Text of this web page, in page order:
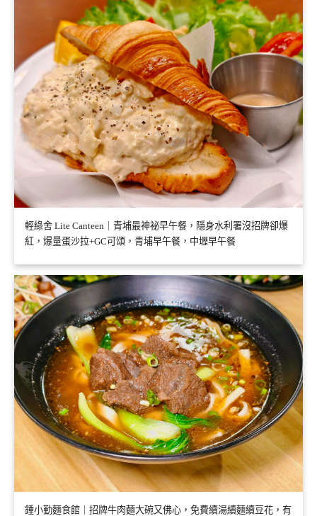
輕綠舍 Lite Canteen｜青埔最神祕早午餐，隱身水利署沒招牌卻爆
紅，爆量蛋沙拉+GC可頌，青埔早午餐，中壢早午餐
鍾小勤麵食館｜招牌牛肉麵大碗又佛心，免費續湯續麵續豆花，有